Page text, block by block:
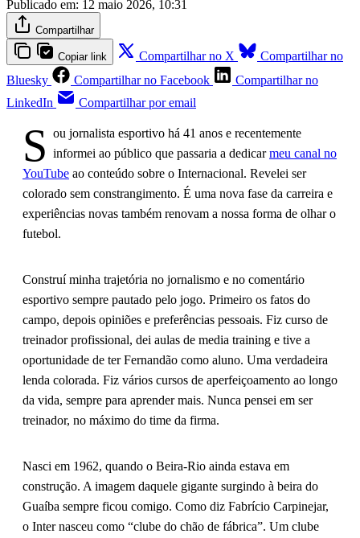
Publicado em: 12 maio 2026, 10:31
Compartilhar
Copiar link Compartilhar no X
Compartilhar no
Bluesky
Compartilhar no Facebook
Compartilhar no
LinkedIn
Compartilhar por email
S ou jornalista esportivo há 41 anos e recentemente
informei ao público que passaria a dedicarmeu canal no
YouTube ao conteúdo sobre o Internacional. Revelei ser
colorado sem constrangimento. É uma nova fase da carreira e
experiências novas também renovam a nossa forma de olhar o
futebol.
Construí minha trajetória no jornalismo e no comentário
esportivo sempre pautado pelo jogo. Primeiro os fatos do
campo, depois opiniões e preferências pessoais. Fiz curso de
treinador profissional, dei aulas de media training e tive a
oportunidade de ter Fernandão como aluno. Uma verdadeira
lenda colorada. Fiz vários cursos de aperfeiçoamento ao longo
da vida, sempre para aprender mais. Nunca pensei em ser
treinador, no máximo do time da firma.
Nasci em 1962, quando o Beira-Rio ainda estava em
construção. A imagem daquele gigante surgindo à beira do
Guaíba sempre ficou comigo. Como diz Fabrício Carpinejar,
o Inter nasceu como “clube do chão de fábrica”. Um clube